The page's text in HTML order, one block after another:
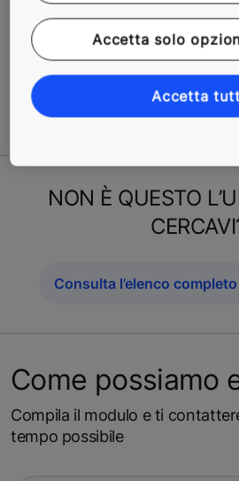
KONE Motus
Per informazioni commerciali
contattate il numero verde 800-
Scopri tutte le soluzioni per
NON È QUESTO
Consulta l’elenco
Come possiamo
Compila il modulo e ti
tempo possibile
Accetta solo
Accetta